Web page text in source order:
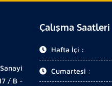
/ B -
Çalışma Saatleri
Hafta İçi :
Cumartesi :